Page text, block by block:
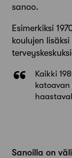
sanoo.
Esimerkiksi
koulujen
Kaikki
Sanoilla on